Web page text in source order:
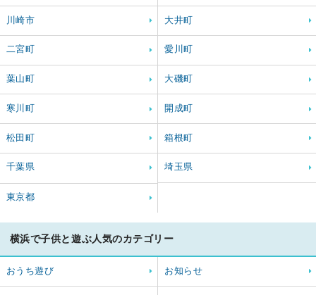
川崎市 大井町
二宮町 愛川町
葉山町 大磯町
寒川町 開成町
松田町 箱根町
千葉県 埼玉県
東京都
横浜で子供と遊ぶ人気のカテゴリー
おうち遊び お知らせ